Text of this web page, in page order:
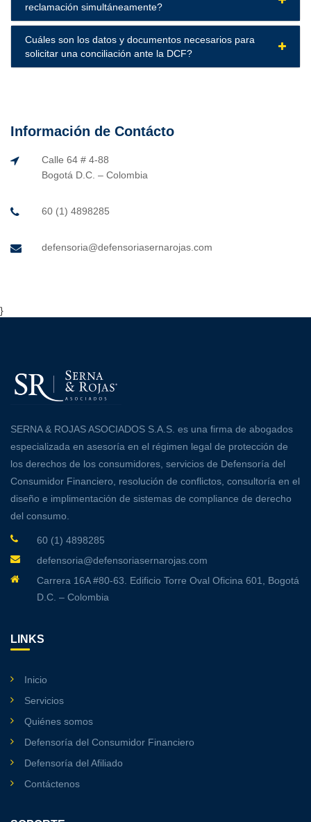
reclamación simultáneamente?
Cuáles son los datos y documentos necesarios para
solicitar una conciliación ante la DCF?
Información de Contácto
Calle 64 # 4-88
Bogotá D.C. – Colombia
60 (1) 4898285
defensoria@defensoriasernarojas.com
}
SERNA & ROJAS ASOCIADOS S.A.S. es una firma de abogados
especializada en asesoría en el régimen legal de protección de
los derechos de los consumidores, servicios de Defensoría del
Consumidor Financiero, resolución de conflictos, consultoría en el
diseño e implimentación de sistemas de compliance de derecho
del consumo.
60 (1) 4898285
defensoria@defensoriasernarojas.com
Carrera 16A #80-63. Edificio Torre Oval Oficina 601, Bogotá
D.C. – Colombia
LINKS
Inicio
Servicios
Quiénes somos
Defensoría del Consumidor Financiero
Defensoría del Afiliado
Contáctenos